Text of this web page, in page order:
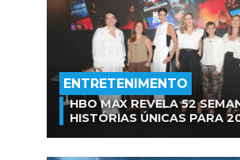
ENTRETENIMENTO
HBO MAX REVELA 52
HISTÓRIAS ÚNICAS PARA